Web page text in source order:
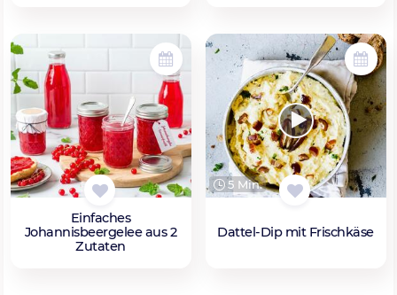
Einfaches
Johannisbeergelee aus 2
Zutaten
5 Min.
Dattel-Dip mit Frischkäse